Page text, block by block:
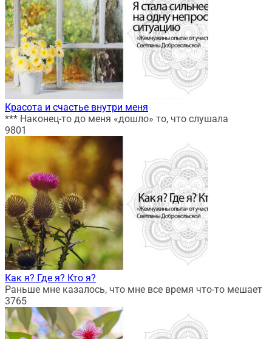
Красота и счастье внутри меня
*** Наконец-то до меня «дошло» то, что слушала
9801
Как я? Где я? Кто я?
Раньше мне казалось, что мне все время что-то мешает
3765